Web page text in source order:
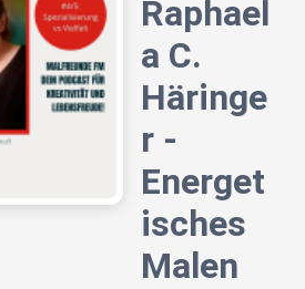
Raphael
a C.
Häringe
r -
Energet
isches
Malen